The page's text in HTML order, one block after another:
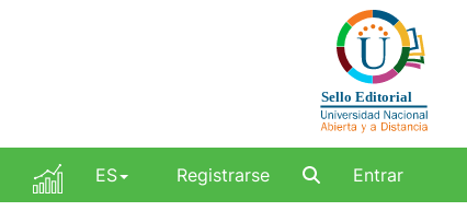
ES Registrarse Entrar